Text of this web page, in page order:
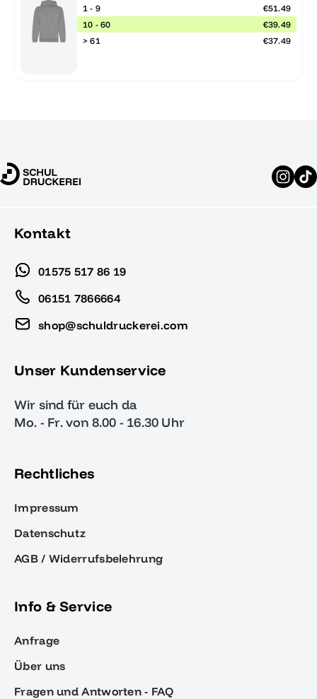
1 - 9
€51.49
10 - 60
€39.49
> 61
€37.49
Kontakt
01575 517 86 19
06151 7866664
shop@schuldruckerei.com
Unser Kundenservice
Wir sind für euch da
Mo. - Fr. von 8.00 - 16.30 Uhr
Rechtliches
Impressum
Datenschutz
AGB / Widerrufsbelehrung
Info & Service
Anfrage
Über uns
Fragen und Antworten - FAQ